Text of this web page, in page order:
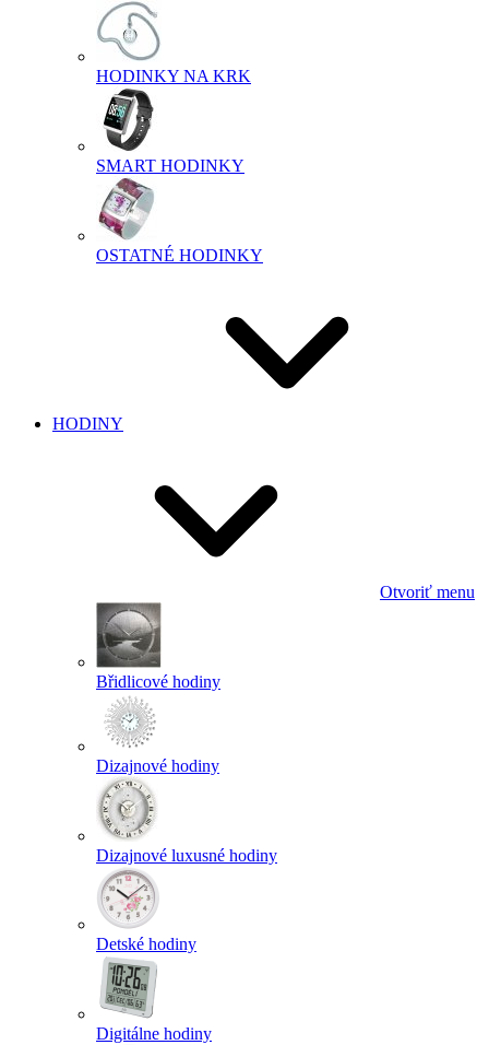
HODINKY NA KRK
SMART HODINKY
OSTATNÉ HODINKY
HODINY
Otvoriť menu
Břidlicové hodiny
Dizajnové hodiny
Dizajnové luxusné hodiny
Detské hodiny
Digitálne hodiny